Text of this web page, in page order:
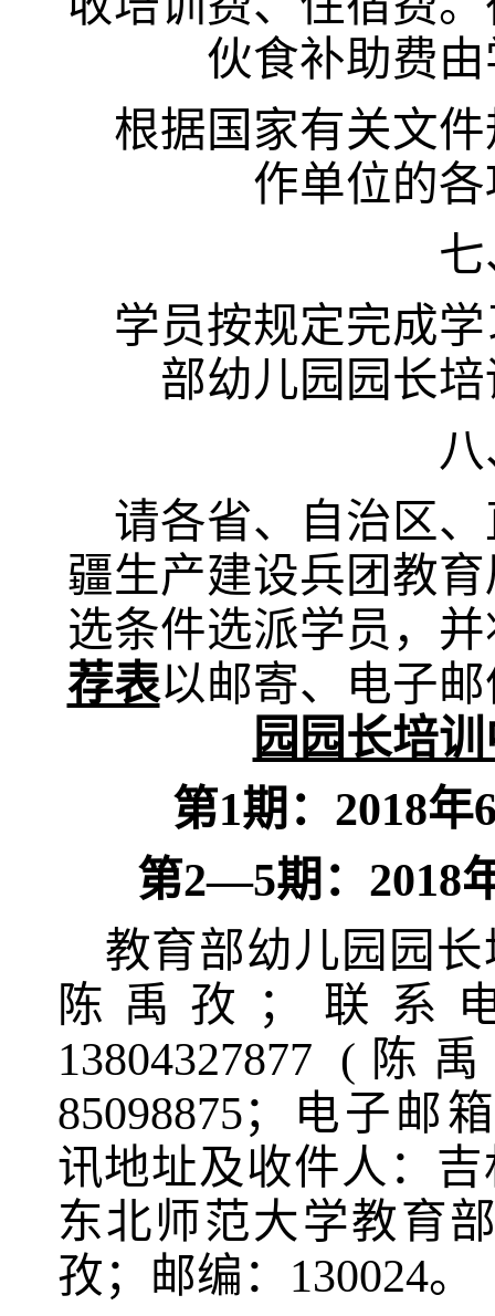
伙食补助费
根据国家有关文
作单位的
学员按规定完成
部幼儿园园长
请各省、自治区
疆生产建设兵团教育
选条件选派学员 ，
荐表以邮寄、电子
园园长培
第1期： 2018年
第2—5期： 2018
教育部幼儿园园
陈禹孜；联系
13804327877 ( 陈
85098875；电子邮
讯地址及收件人：
东北师范大学教育
孜；邮编： 130024。